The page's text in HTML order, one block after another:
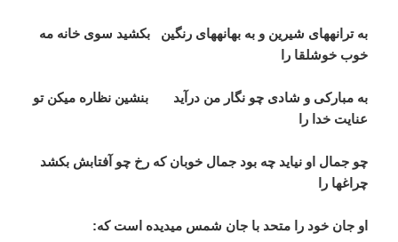
به ترانه­های شیرین و به بهانه­های رنگین بکشید سوی خانه مه
خوب خوش­لقا را
به مبارکی و شادی چو نگار من درآید بنشین نظاره می­کن تو
عنایت خدا را
چو جمال او نیاید چه بود جمال خوبان که رخ چو آفتابش بکشد
چراغ­ها را
او جان خود را متحد با جان شمس می­دیده است که: